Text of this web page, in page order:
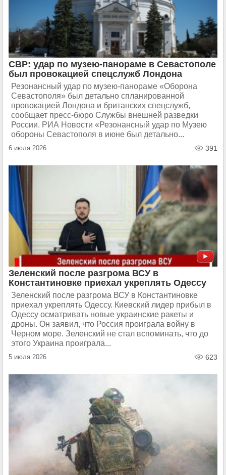
СВР: удар по музею-панораме в Севастополе
был провокацией спецслужб Лондона
Резонансный удар по музею-панораме «Оборона
Севастополя» был детально спланированной
провокацией Лондона и британских спецслужб,
сообщает пресс-бюро Службы внешней разведки
России. РИА Новости «Резонансный удар по Музею
обороны Севастополя в июне был детально...
6 июля 2026 391
Зеленский после разгрома ВСУ в
Константиновке приехал укреплять Одессу
Зеленский после разгрома ВСУ в Константиновке
приехал укреплять Одессу. Киевский лидер прибыл в
Одессу осматривать новые украинские ракеты и
дроны. Он заявил, что Россия проиграла войну в
Черном море. Зеленский не стал вспоминать, что до
этого Украина проиграла...
5 июля 2026 623